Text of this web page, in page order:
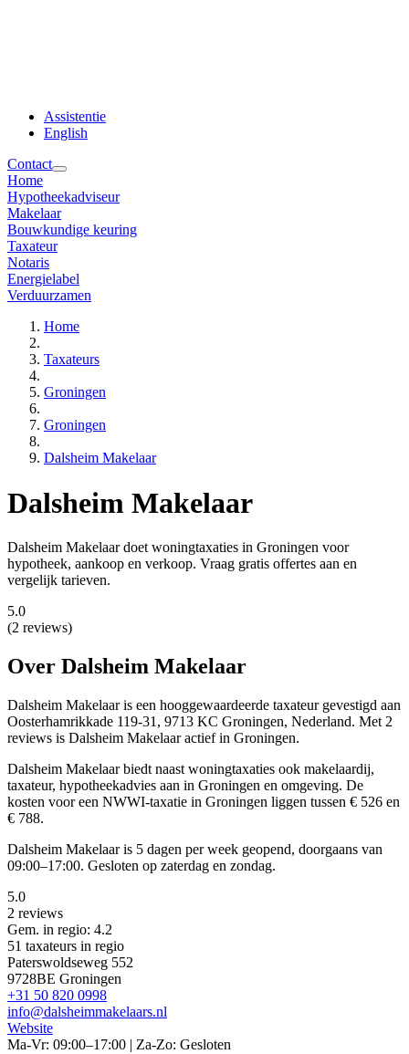
Assistentie
English
Contact
Home
Hypotheekadviseur
Makelaar
Bouwkundige keuring
Taxateur
Notaris
Energielabel
Verduurzamen
Home
Taxateurs
Groningen
Groningen
Dalsheim Makelaar
Dalsheim Makelaar
Dalsheim Makelaar doet woningtaxaties in Groningen voor
hypotheek, aankoop en verkoop. Vraag gratis offertes aan en
vergelijk tarieven.
5.0
(2 reviews)
Over Dalsheim Makelaar
Dalsheim Makelaar is een hooggewaardeerde taxateur gevestigd aan
Oosterhamrikkade 119-31, 9713 KC Groningen, Nederland. Met 2
reviews is Dalsheim Makelaar actief in Groningen.
Dalsheim Makelaar biedt naast woningtaxaties ook makelaardij,
taxateur, hypotheekadvies aan in Groningen en omgeving. De
kosten voor een NWWI-taxatie in Groningen liggen tussen € 526 en
€ 788.
Dalsheim Makelaar is 5 dagen per week geopend, doorgaans van
09:00–17:00. Gesloten op zaterdag en zondag.
5.0
2 reviews
Gem. in regio: 4.2
51 taxateurs in regio
Paterswoldseweg 552
9728BE Groningen
+31 50 820 0998
info@dalsheimmakelaars.nl
Website
Ma-Vr: 09:00–17:00 | Za-Zo: Gesloten